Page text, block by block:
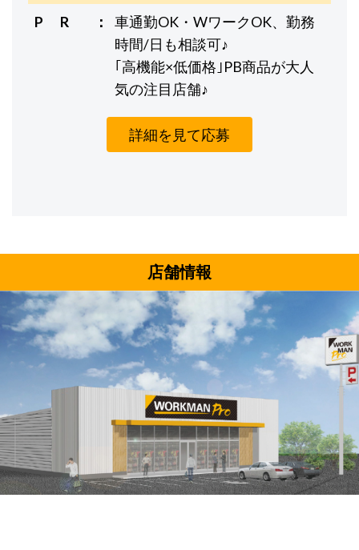
P R
車通勤OK・WワークOK、勤務
時間/日も相談可♪
｢高機能×低価格｣PB商品が大人
気の注目店舗♪
詳細を見て応募
店舗情報